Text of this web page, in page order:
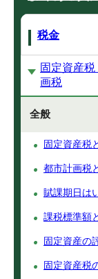
税金
固定資産
画税
全般
固定資産税
都市計画税
賦課期日は
課税標準額
固定資産の
固定資産税